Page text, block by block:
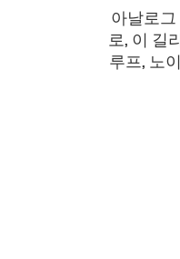
아날로
로, 이 길
루프, 노